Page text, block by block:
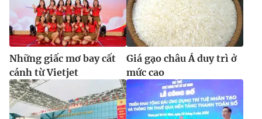
Những giấc mơ bay cất
cánh từ Vietjet
Giá gạo châu Á duy trì ở
mức cao